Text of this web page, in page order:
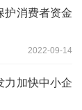
护消费者资金
2022-09-14
力加快中小企